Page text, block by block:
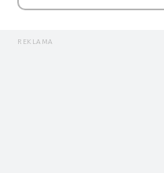
REKLAMA